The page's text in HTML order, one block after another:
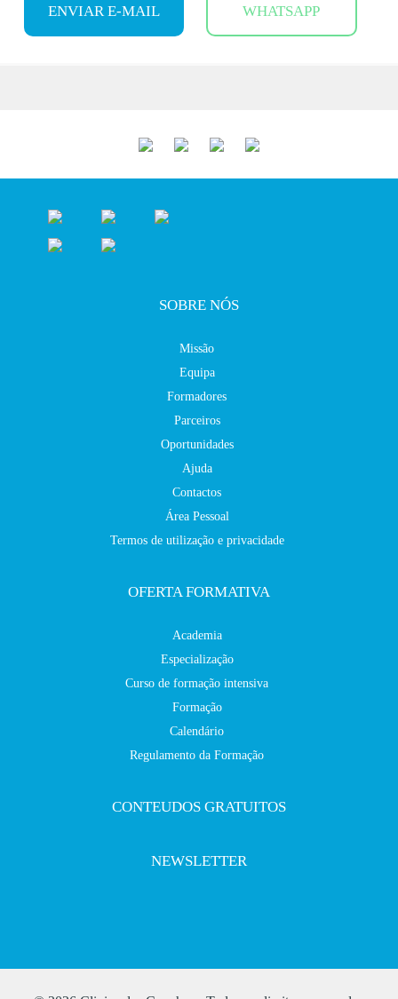
ENVIAR E-MAIL WHATSAPP
SOBRE NÓS
Missão
Equipa
Formadores
Parceiros
Oportunidades
Ajuda
Contactos
Área Pessoal
Termos de utilização e privacidade
OFERTA FORMATIVA
Academia
Especialização
Curso de formação intensiva
Formação
Calendário
Regulamento da Formação
CONTEUDOS GRATUITOS
NEWSLETTER